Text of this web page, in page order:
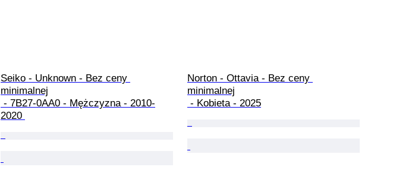
Seiko - Unknown - Bez ceny
minimalnej
2020
Norton - Ottavia - Bez ceny
minimalnej
- Kobieta - 2025